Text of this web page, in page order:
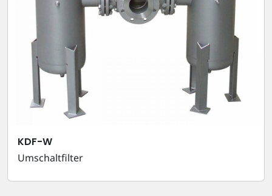
KDF-W
Umschaltfilter